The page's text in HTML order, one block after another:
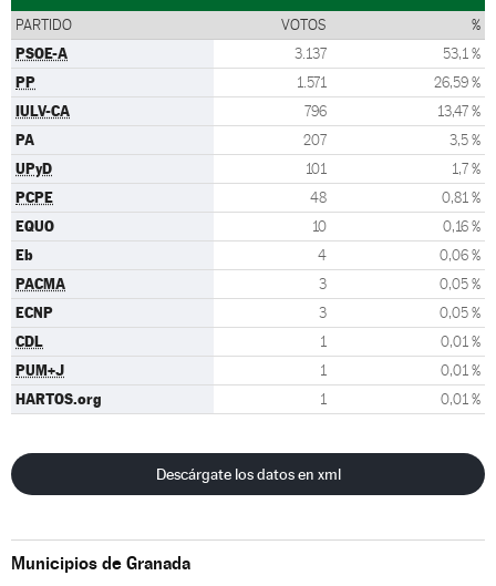
PARTIDO VOTOS %
PSOE-A 3.137 53,1 %
PP 1.571 26,59 %
IULV-CA 796 13,47 %
PA 207 3,5 %
UPyD 101 1,7 %
PCPE 48 0,81 %
EQUO 10 0,16 %
Eb 4 0,06 %
PACMA 3 0,05 %
ECNP 3 0,05 %
CDL 1 0,01 %
PUM+J 1 0,01 %
HARTOS.org 1 0,01 %
Descárgate los datos en xml
Municipios de Granada